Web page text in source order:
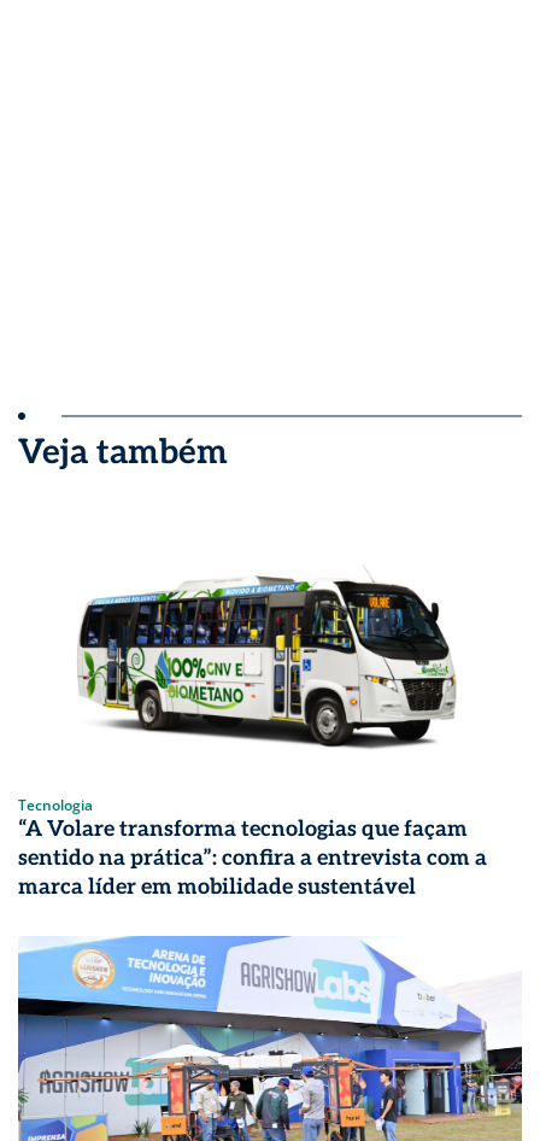
Veja também
Tecnologia
“A Volare transforma tecnologias que façam
sentido na prática”: confira a entrevista com a
marca líder em mobilidade sustentável